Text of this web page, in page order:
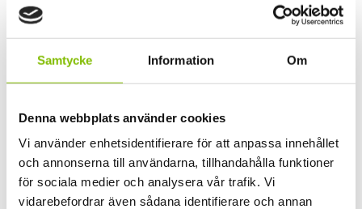
Samtycke Information Om
Denna webbplats använder cookies
Vi använder enhetsidentifierare för att anpassa innehållet
och annonserna till användarna, tillhandahålla funktioner
för sociala medier och analysera vår trafik. Vi
vidarebefordrar även sådana identifierare och annan
Miramix strävar alltid efter att arbeta snabbt och
kostnadseffektivt för att se till att kunderna får bästa
möjliga service och är nöjda med det slutliga
dessa i sin tur har såklart den allra senaste och bästa
utrustningen till sitt förfogande.
Författare